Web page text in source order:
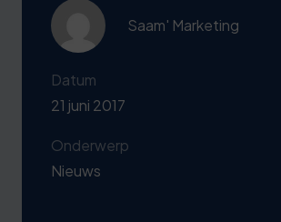
Saam' Marketing
Datum
21 juni 2017
Onderwerp
Nieuws